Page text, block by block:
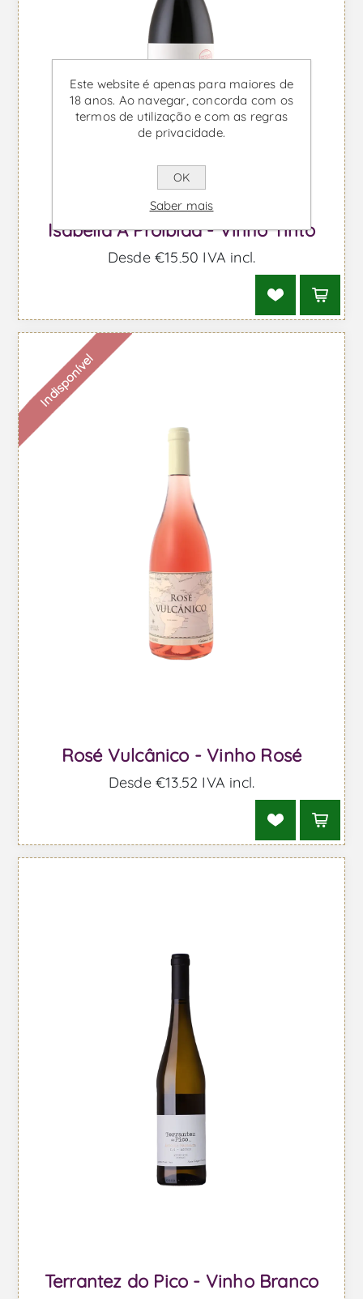
Isabella A Proibida - Vinho Tinto
Desde €15,50 IVA incl.
Indisponível
Rosé Vulcânico - Vinho Rosé
Desde €13,52 IVA incl.
Terrantez do Pico - Vinho Branco
Este website é apenas para maiores de
18 anos. Ao navegar, concorda com os
termos de utilização e com as regras
de privacidade.
OK
Saber mais